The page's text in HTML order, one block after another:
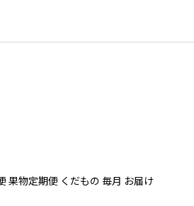
果物定期便 くだもの 毎月 お届け